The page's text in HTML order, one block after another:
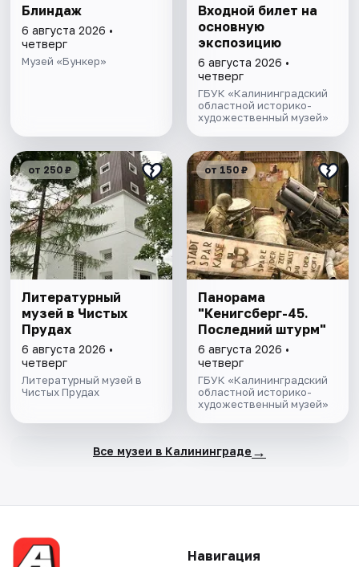
Блиндаж
6 августа 2026 •
четверг
Музей «Бункер»
Входной билет на
основную
экспозицию
6 августа 2026 •
четверг
ГБУК «Калининградский
областной историко-
художественный музей»
от 250 ₽
Литературный
музей в Чистых
Прудах
6 августа 2026 •
четверг
Литературный музей в
Чистых Прудах
от 150 ₽
Панорама
"Кенигсберг-45.
Последний штурм"
6 августа 2026 •
четверг
ГБУК «Калининградский
областной историко-
художественный музей»
Все музеи в Калининграде →
Навигация